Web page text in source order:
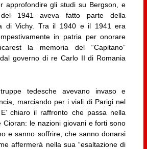
approfondire gli studi su Bergson, e
del 1941 aveva fatto parte della
di Vichy. Tra il 1940 e il 1941 era
in patria per onorare
la memoria del “Capitano”
governo di re Carlo II di Romania
tedesche avevano invaso e
marciando per i viali di Parigi nel
chiaro il raffronto che passa nella
Cioran: le nazioni giovani e forti sono
e sanno soffrire, che sanno donarsi
affermerà nella sua “esaltazione di